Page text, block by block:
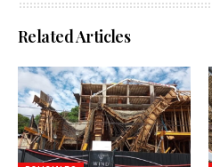
Related Articles